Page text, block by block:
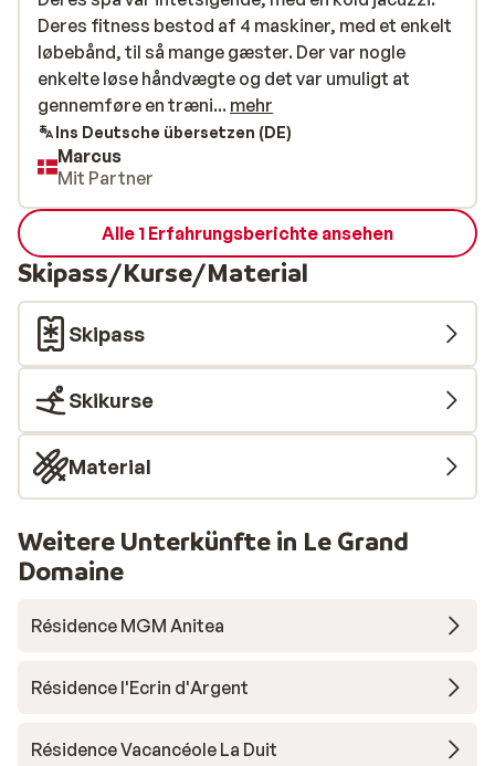
Deres fitness bestod af 4 maskiner, med et enkelt
løbebånd, til så mange gæster. Der var nogle
enkelte løse håndvægte og det var umuligt at
gennemføre en træning.
Deres fitness bestod af 4 maskiner, med et enkelt
løbebånd, til så mange gæster. Der var nogle
enkelte løse håndvægte og det var umuligt at
gennemføre en træni... mehr
Ins Deutsche übersetzen (DE)
Marcus
Mit Partner
Alle 1 Erfahrungsberichte ansehen
Skipass/Kurse/Material
Skipass
Skikurse
Material
Weitere Unterkünfte in Le Grand
Domaine
Résidence MGM Anitea
Résidence l'Ecrin d'Argent
Résidence Vacancéole La Duit